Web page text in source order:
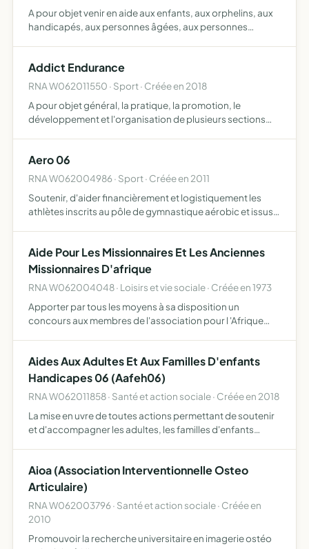
A pour objet venir en aide aux enfants, aux orphelins, aux
handicapés, aux personnes âgées, aux personnes
Addict Endurance
RNA W062011550 · Sport · Créée en 2018
A pour objet général, la pratique, la promotion, le
développement et l'organisation de plusieurs sections
Aero 06
RNA W062004986 · Sport · Créée en 2011
Soutenir, d'aider financièrement et logistiquement les
athlètes inscrits au pôle de gymnastique aérobic et issus
Aide Pour Les Missionnaires Et Les Anciennes
Missionnaires D'afrique
RNA W062004048 · Loisirs et vie sociale · Créée en 1973
Apporter par tous les moyens à sa disposition un
concours aux membres de l'association pour l 'Afrique
association
Aides Aux Adultes Et Aux Familles D'enfants
Handicapes 06 (Aafeh06)
RNA W062011858 · Santé et action sociale · Créée en 2018
La mise en uvre de toutes actions permettant de soutenir
et d'accompagner les adultes, les familles d'enfants
besoin…
Aioa (Association Interventionnelle Osteo
Articulaire)
RNA W062003796 · Santé et action sociale · Créée en
2010
Promouvoir la recherche universitaire en imagerie ostéo